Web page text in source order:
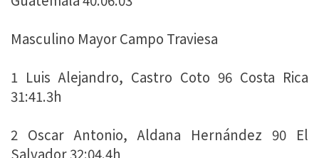
Masculino Mayor Campo Traviesa
1 Luis Alejandro, Castro Coto 96 Costa Rica
31:41.3h
2 Oscar Antonio, Aldana Hernández 90 El
Salvador 32:04.4h